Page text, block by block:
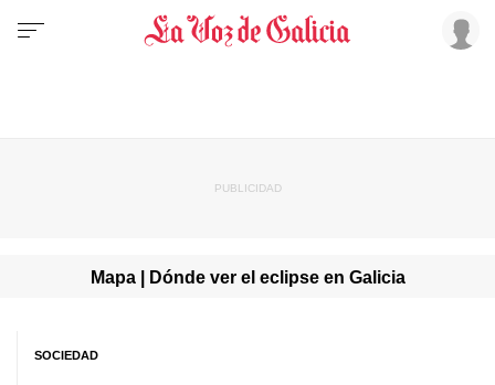
Mapa | Dónde ver el eclipse en Galicia
SOCIEDAD